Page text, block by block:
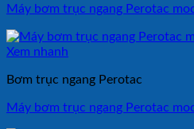
Máy bơm trục ngang Perotac
Xem nhanh
Bơm trục ngang Perotac
Máy bơm trục ngang Perotac